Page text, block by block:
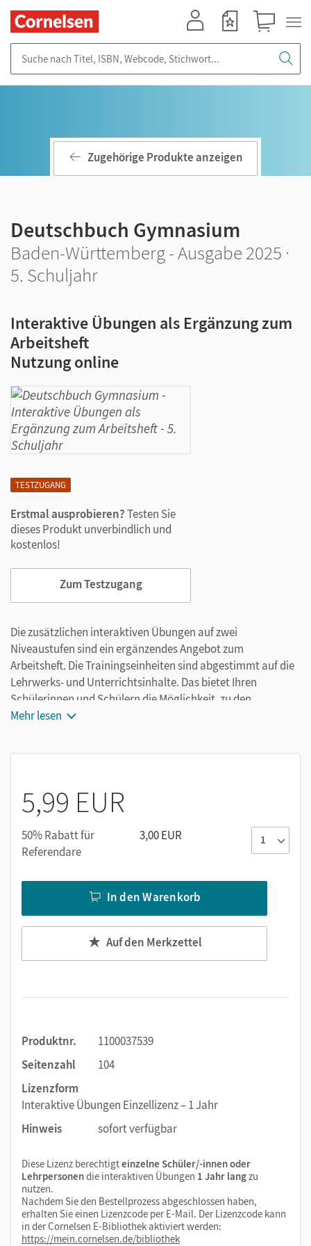
TESTZUGANG
Erstmal ausprobieren?Testen Sie
dieses Produkt unverbindlich und
kostenlos!
Zum Testzugang
Zugehörige Produkte anzeigen
Deutschbuch Gymnasium
Baden-Württemberg - Ausgabe 2025 ·
5. Schuljahr
Interaktive Übungen als Ergänzung zum
Arbeitsheft
Nutzung online
Die zusätzlichen interaktiven Übungen auf zwei
Niveaustufen sind ein ergänzendes Angebot zum
Arbeitsheft. Die Trainingseinheiten sind abgestimmt auf die
Lehrwerks- und Unterrichtsinhalte. Das bietet Ihren
Schülerinnen und Schülern die Möglichkeit, zu den
wichtigsten Themen ihre Kenntnisse weiter zu vertiefen.
Mehr lesen
5,99 EUR
50% Rabatt für
Referendare
3,00 EUR
In den Warenkorb
Auf den Merkzettel
Produktnr.
1100037539
Seitenzahl
104
Lizenzform
Interaktive Übungen Einzellizenz – 1 Jahr
Hinweis
sofort verfügbar
Diese Lizenz berechtigteinzelne Schüler/-innen oder
Lehrpersonendie interaktiven Übungen 1 Jahr langzu
nutzen.
Nachdem Sie den Bestellprozess abgeschlossen haben,
erhalten Sie einen Lizenzcode per E-Mail. Der Lizenzcode kann
in der Cornelsen E-Bibliothek aktiviert werden:
https://mein.cornelsen.de/bibliothek